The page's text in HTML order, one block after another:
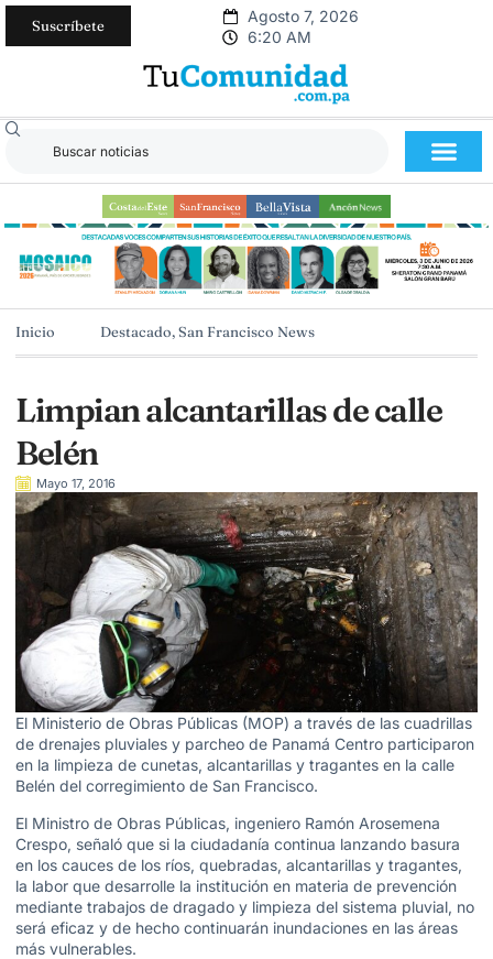
Suscríbete
Agosto 7, 2026
6:20 AM
Inicio Destacado,San Francisco News
Limpian alcantarillas de calle
Belén
Mayo 17, 2016
El Ministerio de Obras Públicas (MOP) a través de las cuadrillas
de drenajes pluviales y parcheo de Panamá Centro participaron
en la limpieza de cunetas, alcantarillas y tragantes en la calle
Belén del corregimiento de San Francisco.
El Ministro de Obras Públicas, ingeniero Ramón Arosemena
Crespo, señaló que si la ciudadanía continua lanzando basura
en los cauces de los ríos, quebradas, alcantarillas y tragantes,
la labor que desarrolle la institución en materia de prevención
mediante trabajos de dragado y limpieza del sistema pluvial, no
será eficaz y de hecho continuarán inundaciones en las áreas
más vulnerables.